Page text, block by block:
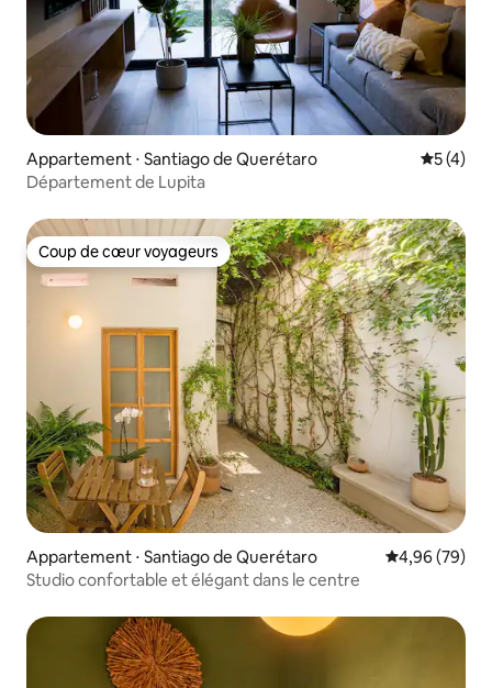
Appartement ⋅ Santiago de Querétaro
5 (4)
Département de Lupita
Coup de cœur voyageurs
Coup de cœur voyageurs
Appartement ⋅ Santiago de Querétaro Évaluation
4,96 (79)
Studio confortable et élégant dans le centre